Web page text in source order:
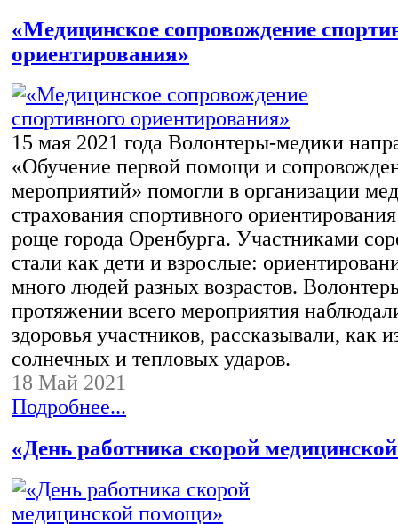
«Медицинское сопровождение
ориентирования»
15 мая 2021 года Волонтеры-медики
«Обучение первой помощи и
мероприятий» помогли в организации
страхования спортивного
роще города Оренбурга. Участниками
стали как дети и взрослые:
много людей разных возрастов.
протяжении всего мероприятия
здоровья участников, рассказывали, как
солнечных и тепловых ударов.
18 Май 2021
Подробнее...
«День работника скорой